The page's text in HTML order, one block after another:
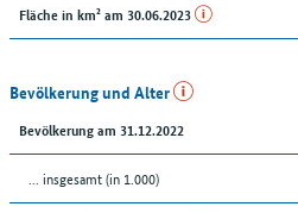
Fläche in km² am 30.06.2023
Bevölkerung und Alter
Bevölkerung am 31.12.2022
... insgesamt (in 1.000)